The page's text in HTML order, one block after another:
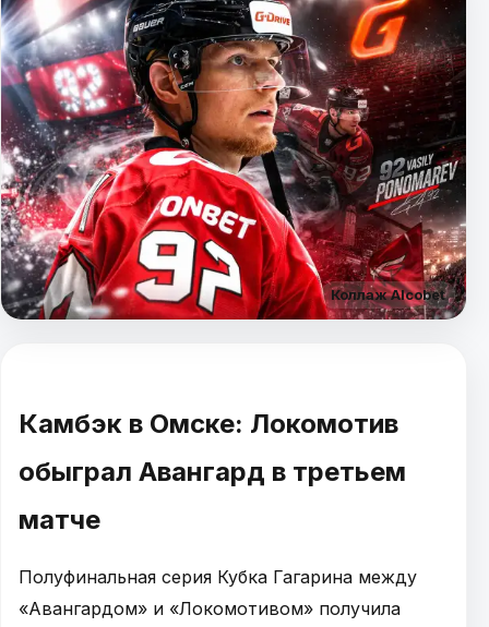
Коллаж Alcobet
Камбэк в Омске: Локомотив
обыграл Авангард в третьем
матче
Полуфинальная серия Кубка Гагарина между
«Авангардом» и «Локомотивом» получила